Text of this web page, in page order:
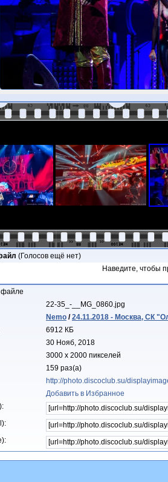
(Голосов ещё нет)
Наведите, чтобы
22-35_-__MG_0860.jpg
Nemo /24.11.2018 - Москва, СК
6912 КБ
30 Нояб, 2018
3000 x 2000 пикселей
159 раз(а)
http://photo.discoclub.su/
Добавить в Избранное